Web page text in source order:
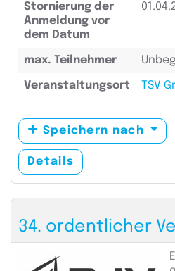
Stornierung der
Anmeldung vor
dem Datum
max. Teilnehmer
Veranstaltungsort TSV
Speichern nach
Details
34. ordentlicher